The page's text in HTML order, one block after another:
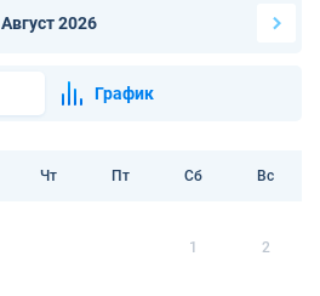
Август 2026
График
Чт Пт Сб Вс
1 2